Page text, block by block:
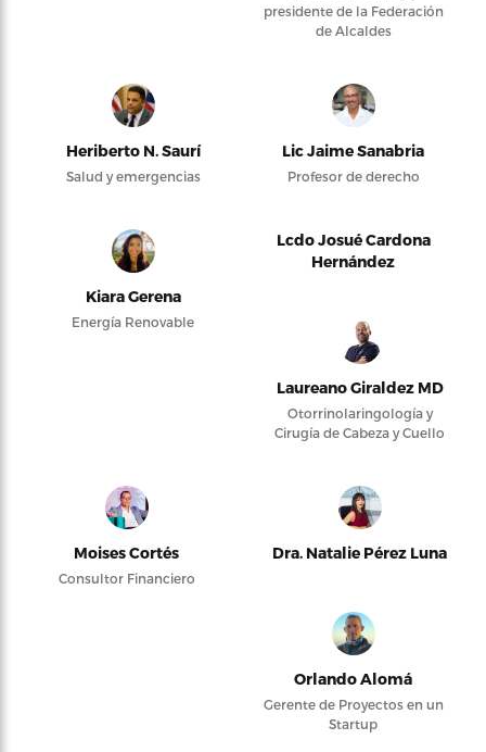
presidente de la Federación
de Alcaldes
Heriberto N. Saurí
Salud y emergencias
Lic Jaime Sanabria
Profesor de derecho
Kiara Gerena
Energía Renovable
Lcdo Josué Cardona
Hernández
Laureano Giraldez MD
Otorrinolaringología y
Cirugía de Cabeza y Cuello
Moises Cortés
Consultor Financiero
Dra. Natalie Pérez Luna
Orlando Alomá
Gerente de Proyectos en un
Startup